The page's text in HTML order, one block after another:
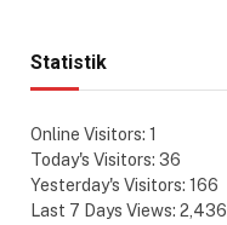
Statistik
Online Visitors: 1
Today's Visitors: 36
Yesterday's Visitors: 166
Last 7 Days Views: 2,436